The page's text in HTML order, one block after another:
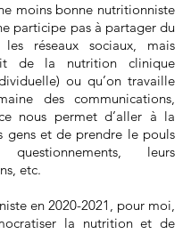
moins bonne nutritionniste
participe pas à partager du
réseaux sociaux, mais
de la nutrition clinique
ou qu’on travaille
des communications,
nous permet d’aller à la
gens et de prendre le pouls
leurs
etc.
en 2020-2021, pour moi,
la nutrition et de